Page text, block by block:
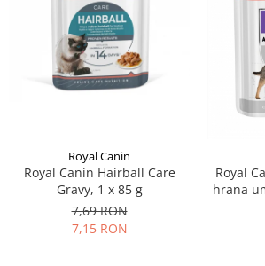
Sampoane si Balsamuri
Servetele Umede
Covorase absorbante
Curatare Ochi
Igiena Catel
Solutii Atractante si repelente
Custi transport - Pisici
Jucarii Pisici
Lese, Hamuri si Zgarzi
Paturi, perne si cosuri pentru pisici
Royal Canin
Royal Canin Hairball Care
Gravy, 1 x 85 g
7,69 RON
7,15 RON
Royal
hrana